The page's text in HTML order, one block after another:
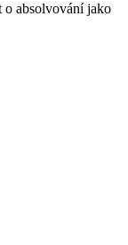
o absolvování jako